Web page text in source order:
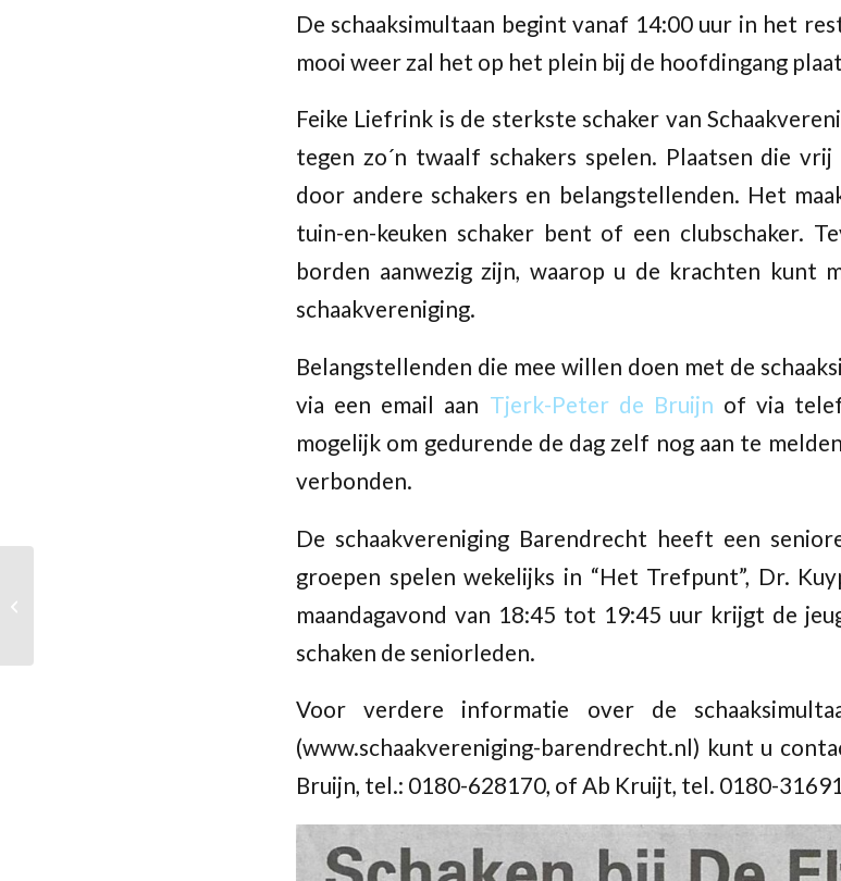
De schaaksimultaan begint vanaf 14:00 uur in het
mooi weer zal het op het plein bij de hoofdingang
Feike Liefrink is de sterkste schaker van
tegen zo´n twaalf schakers spelen. Plaatsen die
door andere schakers en belangstellenden. Het
tuin-en-keuken schaker bent of een clubschaker.
borden aanwezig zijn, waarop u de krachten kunt
schaakvereniging.
Belangstellenden die mee willen doen met de
via een email aan Tjerk-Peter de Bruijn of via
mogelijk om gedurende de dag zelf nog aan te
verbonden.
De schaakvereniging Barendrecht heeft een
groepen spelen wekelijks in “Het Trefpunt”, Dr.
maandagavond van 18:45 tot 19:45 uur krijgt de
schaken de seniorleden.
Voor verdere informatie over de
(www.schaakvereniging-barendrecht.nl) kunt u
Bruijn, tel.: 0180-628170, of Ab Kruijt, tel. 0180-